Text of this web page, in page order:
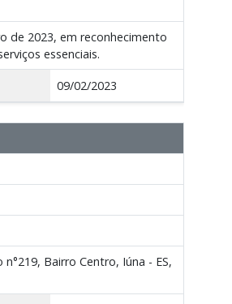
de 2023, em reconhecimento
essenciais.
09/02/2023
Bairro Centro, Iúna - ES,